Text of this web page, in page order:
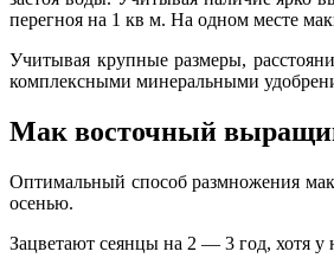
перегноя на 1 кв м. На одном месте
Учитывая крупные размеры,
комплексными минеральными
Мак восточный
Оптимальный способ размножения
осенью.
Зацветают сеянцы на 2 — 3 год, хотя у